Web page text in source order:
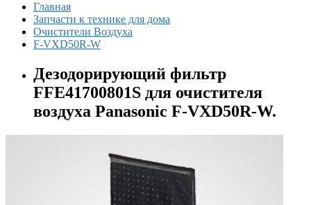
Главная
Запчасти к технике для дома
Очистители Воздуха
F-VXD50R-W
Дезодорирующий фильтр
FFE41700801S для очистителя
воздуха Panasonic F-VXD50R-W.